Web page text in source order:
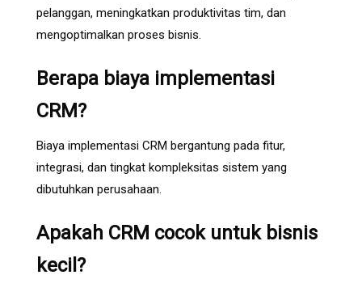
pelanggan, meningkatkan produktivitas tim, dan
mengoptimalkan proses bisnis.
Berapa biaya implementasi
CRM?
Biaya implementasi CRM bergantung pada fitur,
integrasi, dan tingkat kompleksitas sistem yang
dibutuhkan perusahaan.
Apakah CRM cocok untuk bisnis
kecil?